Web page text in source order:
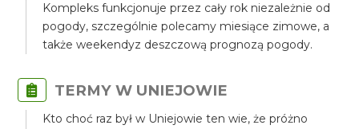
Kompleks funkcjonuje przez cały rok niezależnie od
pogody, szczególnie polecamy miesiące zimowe, a
także weekendyz deszczową prognozą pogody.
TERMY W UNIEJOWIE
Kto choć raz był w Uniejowie ten wie, że próżno